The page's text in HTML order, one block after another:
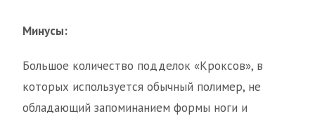
Минусы:
Большое количество подделок «Кроксов», в
которых используется обычный полимер, не
обладающий запоминанием формы ноги и